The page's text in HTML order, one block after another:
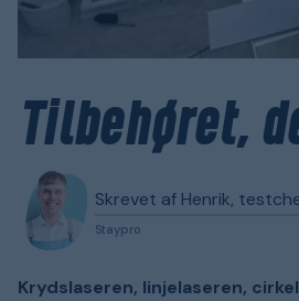
Tilbehøret,
Skrevet af Henrik,
Staypro
Krydslaseren, linjelaseren,